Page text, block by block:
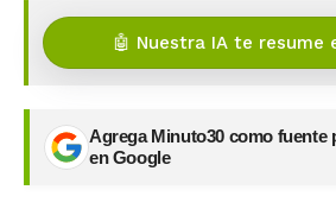
🤖 Nuestra IA te resume
Agrega Minuto30 como fuente
en Google